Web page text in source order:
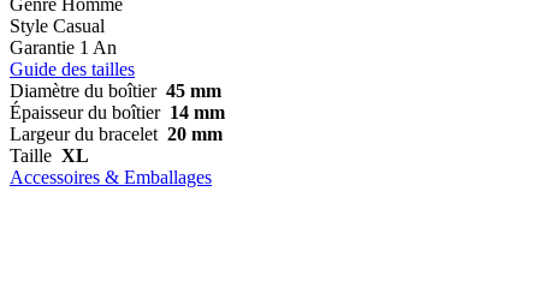
Genre Homme
Style Casual
Garantie 1 An
Guide des tailles
Diamètre du boîtier 45 mm
Épaisseur du boîtier 14 mm
Largeur du bracelet 20 mm
Taille XL
Accessoires & Emballages